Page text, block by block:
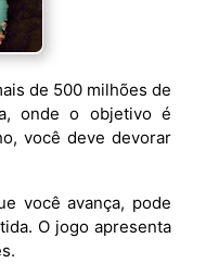
de 500 milhões de
onde o objetivo é
você deve devorar
você avança, pode
O jogo apresenta